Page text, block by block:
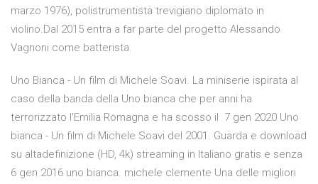
marzo 1976), polistrumentista trevigiano diplomato in
violino.Dal 2015 entra a far parte del progetto Alessando
Vagnoni come batterista.
Uno Bianca - Un film di Michele Soavi. La miniserie ispirata al
caso della banda della Uno bianca che per anni ha
terrorizzato l'Emilia Romagna e ha scosso il 7 gen 2020 Uno
bianca - Un film di Michele Soavi del 2001. Guarda e download
su altadefinizione (HD, 4k) streaming in Italiano gratis e senza
6 gen 2016 uno bianca. michele clemente Una delle migliori